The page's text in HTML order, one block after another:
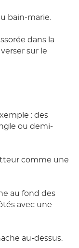
bain-marie.
dans la
sur le
: des
ou demi-
comme une
au fond des
avec une
au-dessus.